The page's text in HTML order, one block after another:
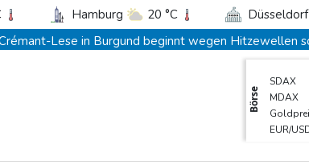
Hamburg 20 °C Düsseldorf
23 °C Leipzig 24 °C
Bremen
Wien
Lese in Burgund beginnt wegen Hitzewellen
Brand in
Bilger verteidigt Aussetzung von
Chinas Luxusangriff auf Maybach und S-Klasse
Börse
SDAX
MDAX
EUR/
TecDAX